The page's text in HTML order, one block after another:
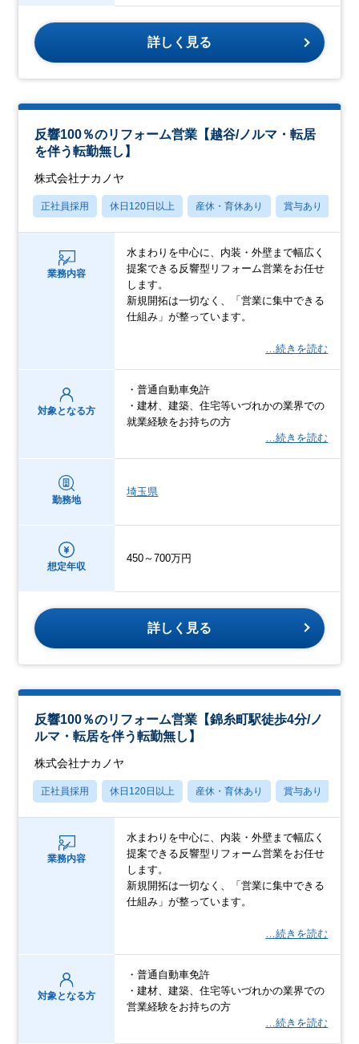
詳しく見る
反響100％のリフォーム営業【越谷/ノルマ・転居
を伴う転勤無し】
株式会社ナカノヤ
正社員採用 休日120日以上 産休・育休あり 賞与あり
業務内容
水まわりを中心に、内装・外壁まで幅広く
提案できる反響型リフォーム営業をお任せ
します。
新規開拓は一切なく、「営業に集中できる
仕組み」が整っています。
…続きを読む
対象となる方
・普通自動車免許
・建材、建築、住宅等いづれかの業界での
就業経験をお持ちの方
…続きを読む
勤務地
埼玉県
想定年収
450～700万円
詳しく見る
反響100％のリフォーム営業【錦糸町駅徒歩4分/ノ
ルマ・転居を伴う転勤無し】
株式会社ナカノヤ
正社員採用 休日120日以上 産休・育休あり 賞与あり
業務内容
水まわりを中心に、内装・外壁まで幅広く
提案できる反響型リフォーム営業をお任せ
します。
新規開拓は一切なく、「営業に集中できる
仕組み」が整っています。
…続きを読む
対象となる方
・普通自動車免許
・建材、建築、住宅等いづれかの業界での
営業経験をお持ちの方
…続きを読む